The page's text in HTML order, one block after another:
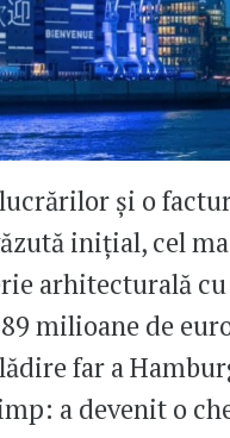
și o
inițial, cel
arhitecturală
milioane de
far a
a devenit o